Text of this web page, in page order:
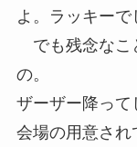
よ。ラッキーで
でも残念なこ
の。
ザーザー降って
会場の用意され